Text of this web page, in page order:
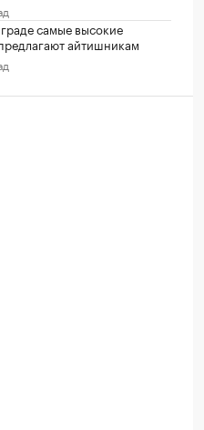
самые высокие
айтишникам